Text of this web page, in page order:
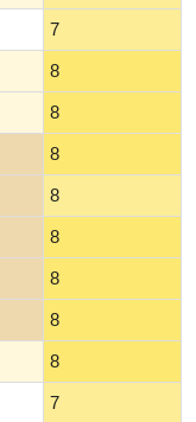
7
8
8
8
8
8
8
8
8
7